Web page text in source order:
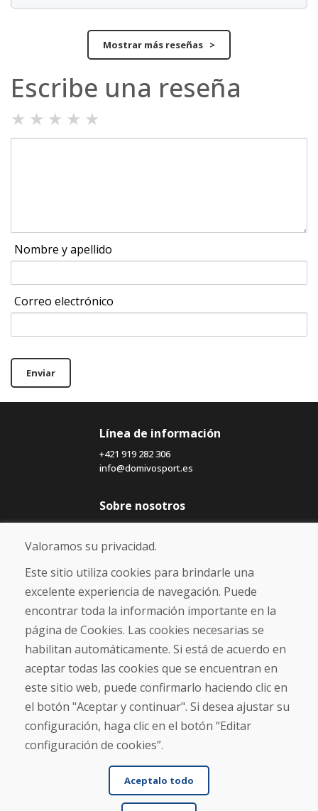
Mostrar más reseñas >
Escribe una reseña
★ ★ ★ ★ ★
Nombre y apellido
Correo electrónico
Enviar
Línea de información
+421 919 282 306
info@domivosport.es
Sobre nosotros
Blog
Sobre nosotros
Comercio
Contacto
Compra
Tienda electrónica
Envío y pago
NORMAS DE RECLAMACIÓN
Devolución y cambio de mercancías
Política de privacidad
Cookies
Valoramos su privacidad.
Este sitio utiliza cookies para brindarle una
excelente experiencia de navegación. Puede
encontrar toda la información importante en la
página de Cookies. Las cookies necesarias se
habilitan automáticamente. Si está de acuerdo en
aceptar todas las cookies que se encuentran en
este sitio web, puede confirmarlo haciendo clic en
el botón "Aceptar y continuar". Si desea ajustar su
configuración, haga clic en el botón “Editar
configuración de cookies”.
Aceptalo todo